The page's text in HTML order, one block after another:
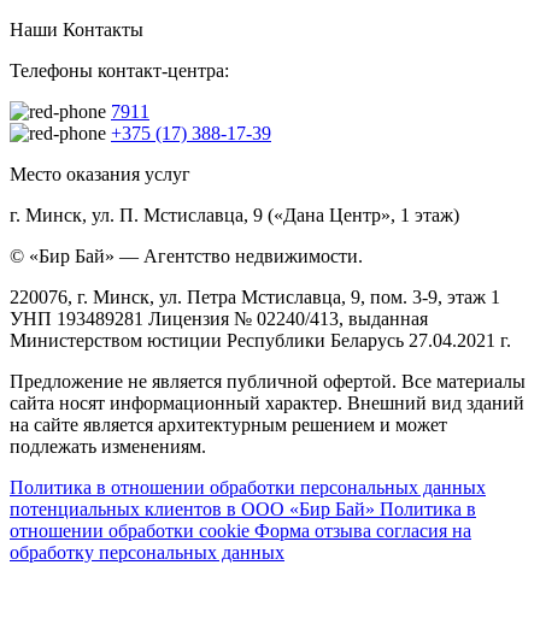
Наши Контакты
Телефоны контакт-центра:
7911
+375 (17) 388-17-39
Место оказания услуг
г. Минск, ул. П. Мстиславца, 9 («Дана Центр», 1 этаж)
© «Бир Бай» — Агентство недвижимости.
220076, г. Минск, ул. Петра Мстиславца, 9, пом. 3-9, этаж 1
УНП 193489281 Лицензия № 02240/413, выданная
Министерством юстиции Республики Беларусь 27.04.2021 г.
Предложение не является публичной офертой. Все материалы
сайта носят информационный характер. Внешний вид зданий
на сайте является архитектурным решением и может
подлежать изменениям.
Политика в отношении обработки персональных данных
потенциальных клиентов в ООО «Бир Бай» Политика в
отношении обработки cookie Форма отзыва согласия на
обработку персональных данных